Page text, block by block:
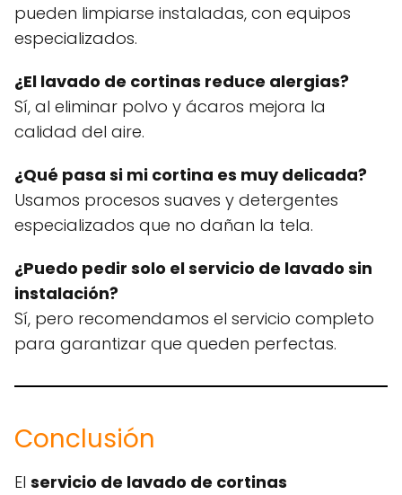
pueden limpiarse instaladas, con equipos
especializados.
¿El lavado de cortinas reduce alergias?
Sí, al eliminar polvo y ácaros mejora la
calidad del aire.
¿Qué pasa si mi cortina es muy delicada?
Usamos procesos suaves y detergentes
especializados que no dañan la tela.
¿Puedo pedir solo el servicio de lavado sin
instalación?
Sí, pero recomendamos el servicio completo
para garantizar que queden perfectas.
Conclusión
El servicio de lavado de cortinas